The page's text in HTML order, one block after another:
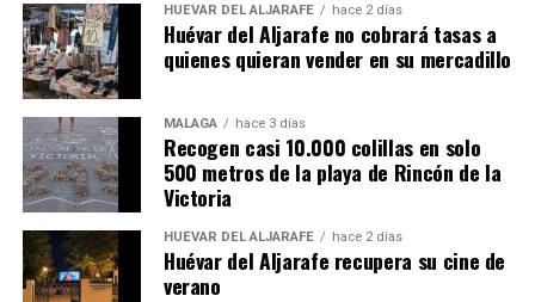
HUÉVAR DEL ALJARAFE hace 2 días
Huévar del Aljarafe no cobrará tasas a
quienes quieran vender en su mercadillo
MÁLAGA hace 3 días
Recogen casi 10.000 colillas en solo
500 metros de la playa de Rincón de la
Victoria
HUÉVAR DEL ALJARAFE hace 2 días
Huévar del Aljarafe recupera su cine de
verano